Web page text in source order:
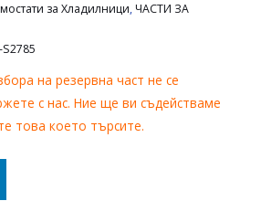
за Хладилници,ЧАСТИ ЗА
на резервна част не се
с нас. Ние ще ви съдействаме
това което търсите.